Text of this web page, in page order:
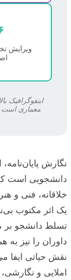
۶.
ویرایش
اینفوگرافیک
معماری است
نگارش
دانشجویی است
خلاقانه، فنی و
یک اثر مکتوب
تسلط دانشجو بر
داوران را نیز به
نقش حیاتی ایفا
املایی و